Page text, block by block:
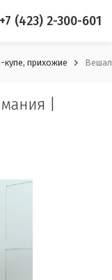
+7 (423) 2-300-601
прихожие
|